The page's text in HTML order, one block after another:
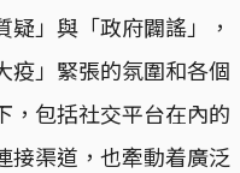
」與「政府闢謠」，
疫」緊張的氛圍和各個
，包括社交平台在內的
接渠道，也牽動着廣泛